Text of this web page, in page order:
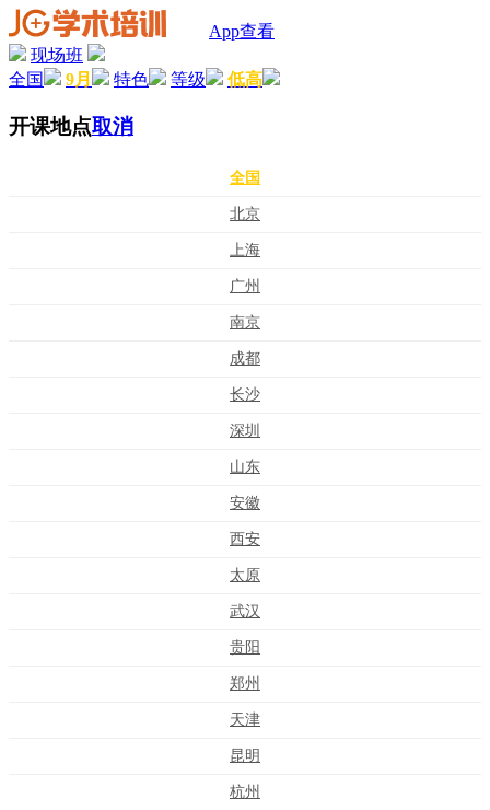
App查看
现场班
全国
9月 特色 等级 低高
开课地点取消
全国
北京
上海
广州
南京
成都
长沙
深圳
山东
安徽
西安
太原
武汉
贵阳
郑州
天津
昆明
杭州